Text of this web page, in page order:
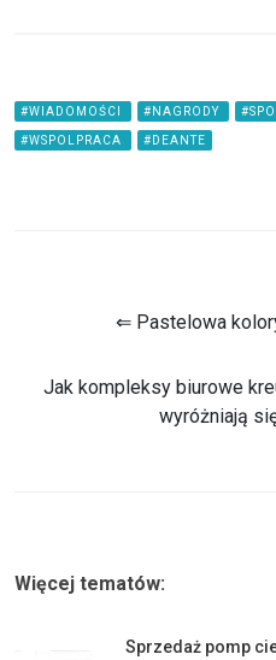
#WIADOMOŚCI #NAGRODY
#WSPOLPRACA #DEANTE
⇐ Pastelowa
Jak kompleksy biurowe
wyróżniają
Więcej tematów:
Sprzedaż pomp